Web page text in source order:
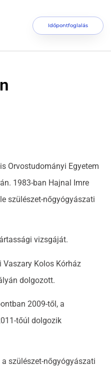
Időpontfoglalás
Orvostudományi Egyetem
1983-ban Hajnal Imre
szülészet-nőgyógyászati
vizsgáját.
Vaszary Kolos Kórház
dolgozott.
2009-től, a
tőúl dolgozik
szülészet-nőgyógyászati